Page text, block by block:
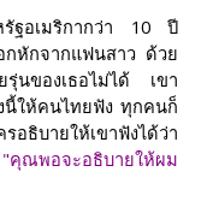
รัฐอเมริกากว่า 10 ปี
กหักจากแฟนสาว ด้วย
รุ่นของเธอไม่ได้ เขา
นี้ให้คนไทยฟัง ทุกคนก็
อธิบายให้เขาฟังได้ว่า
"คุณพอจะอธิบายให้ผม